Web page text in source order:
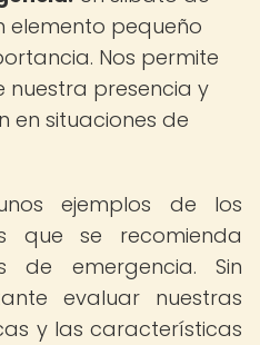
elemento pequeño
Nos permite
presencia y
en situaciones de
ejemplos de los
que se recomienda
de emergencia. Sin
evaluar nuestras
y las características